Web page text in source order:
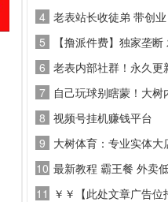
4 老表站长收徒弟 带创业
5
【撸派件费】独家垄
6 老表内部社群！永久更
7 自己玩球别瞎蒙！大树
8 视频号挂机赚钱平台
9 大树体育：专业实体大
10 最新教程 霸王餐 外卖低
11 ￥￥【此处文章广告位